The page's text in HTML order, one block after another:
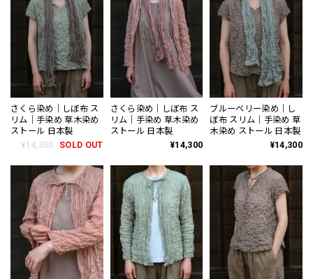
さくら染め｜しぼ布 ス
リム｜手染め 草木染め
ストール 日本製
¥14,300
SOLD OUT
さくら染め｜しぼ布 ス
リム｜手染め 草木染め
ストール 日本製
¥14,300
ブルーベリー染め｜し
ぼ布 スリム｜手染め 草
木染め ストール 日本製
¥14,300